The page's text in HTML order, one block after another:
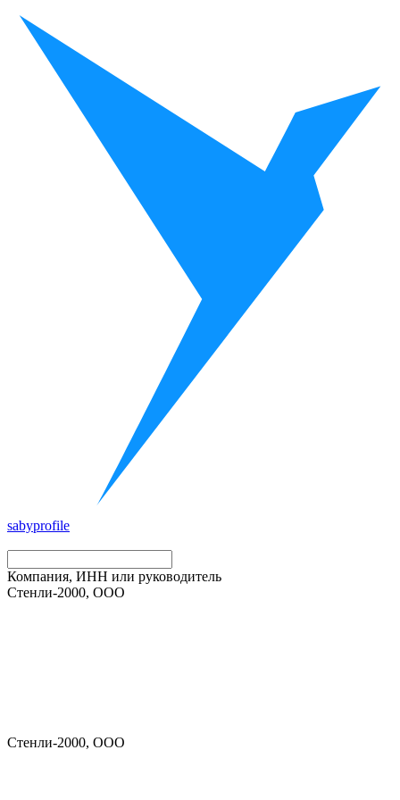
sabyprofile
Компания, ИНН или руководитель
Стенли-2000, ООО
Стенли-2000, ООО